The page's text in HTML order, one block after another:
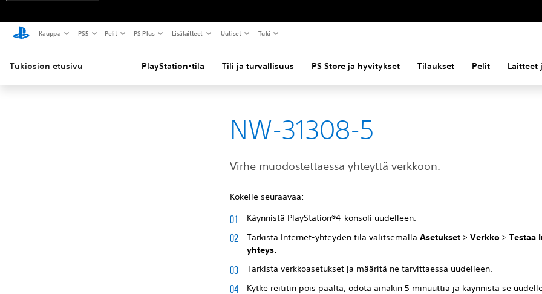
Kauppa PS5 Pelit PS Plus Lisälaitteet Uutiset Tuki
Tukiosion etusivu PlayStation-tila Tili ja turvallisuus PS Store ja hyvitykset Tilaukset Pelit Laitteet
NW-31308-5
Virhe muodostettaessa yhteyttä verkkoon.
Kokeile seuraavaa:
Käynnistä PlayStation®4-konsoli uudelleen.
Tarkista Internet-yhteyden tila valitsemallaAsetukset >Verkko >Testaa
yhteys.
Tarkista verkkoasetukset ja määritä ne tarvittaessa uudelleen.
Kytke reititin pois päältä, odota ainakin 5 minuuttia ja käynnistä se